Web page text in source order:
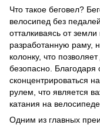
Что такое беговел?
велосипед без
отталкиваясь от
разработанную раму,
колонку, что
безопасно. Благодаря
сконцентрироваться
рулем, что является
катания на велосипеде.
Одним из главных